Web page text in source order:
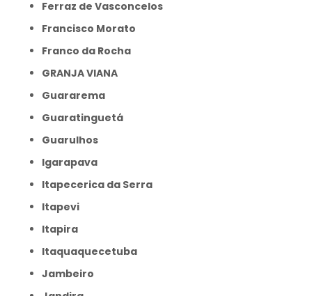
Ferraz de Vasconcelos
Francisco Morato
Franco da Rocha
GRANJA VIANA
Guararema
Guaratinguetá
Guarulhos
Igarapava
Itapecerica da Serra
Itapevi
Itapira
Itaquaquecetuba
Jambeiro